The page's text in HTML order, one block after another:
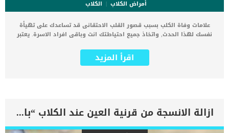
أمراض الكلاب
الكلاب
علامات وفاة الكلب بسبب قصور القلب الاحتقانى قد تساعدك على تهيأة
نفسك لهذا الحدث, واتخاذ جميع احتياطتك انت وباقى افراد الاسرة. يعتبر
يتعرض لها جميع الكائنات الحية بما فى ذلك الكلاب والقطط. كما ان القلب
يعتبر عضوا رئيسيا فى جسم الكلاب, واى قصور به يعتبر قصور فى باقى
اعراض وعلامات تضخم القلب عند الكلاب فى هذا المقال سنطلعك على
بعض العلامات التي تشير إلى أن كلبك قد اقترب من مرحلة يحتافيها إلى
رعاية المسنين أو قد تفكر في القتل الرحيم. يمكننا اختصار هذه العلامات
اقرأ المزيد
ازالة الانسجة من قرنية العين عند الكلاب “بالتفاصيل”